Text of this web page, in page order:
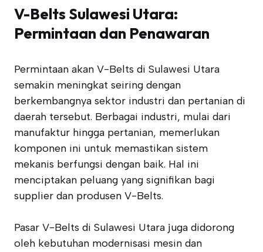
V-Belts Sulawesi Utara:
Permintaan dan Penawaran
Permintaan akan V-Belts di Sulawesi Utara
semakin meningkat seiring dengan
berkembangnya sektor industri dan pertanian di
daerah tersebut. Berbagai industri, mulai dari
manufaktur hingga pertanian, memerlukan
komponen ini untuk memastikan sistem
mekanis berfungsi dengan baik. Hal ini
menciptakan peluang yang signifikan bagi
supplier dan produsen V-Belts.
Pasar V-Belts di Sulawesi Utara juga didorong
oleh kebutuhan modernisasi mesin dan